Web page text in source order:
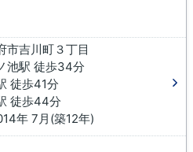
市吉川町３丁目
池駅 徒歩34分
徒歩41分
徒歩44分
年 7月(築12年)